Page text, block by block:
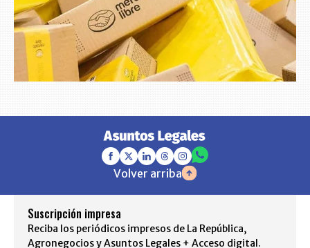
Volver arriba
Suscripción impresa
Reciba los periódicos impresos de La República,
Agronegocios y Asuntos Legales + Acceso digital.